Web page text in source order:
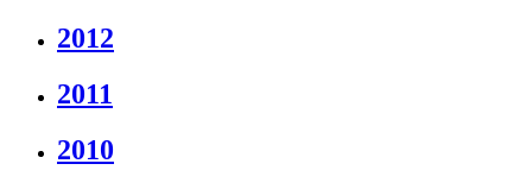
2012
2011
2010